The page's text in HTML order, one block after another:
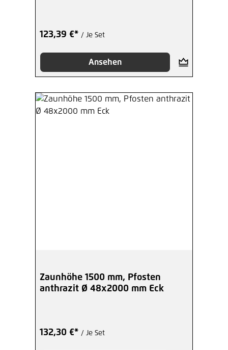
123,39 €* / Je Set
Ansehen
Zaunhöhe 1500 mm, Pfosten
anthrazit Ø 48x2000 mm Eck
132,30 €* / Je Set